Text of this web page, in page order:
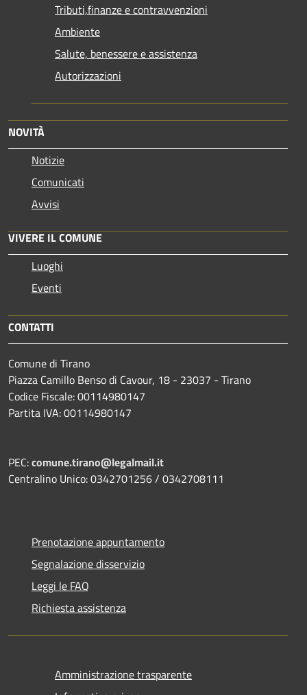
Tributi,finanze e contravvenzioni
Ambiente
Salute, benessere e assistenza
Autorizzazioni
NOVITÀ
Notizie
Comunicati
Avvisi
VIVERE IL COMUNE
Luoghi
Eventi
CONTATTI
Comune di Tirano
Piazza Camillo Benso di Cavour, 18 - 23037 - Tirano
Codice Fiscale: 00114980147
Partita IVA: 00114980147
PEC:comune.tirano@legalmail.it
Centralino Unico: 0342701256 / 0342708111
Prenotazione appuntamento
Segnalazione disservizio
Leggi le FAQ
Richiesta assistenza
Amministrazione trasparente